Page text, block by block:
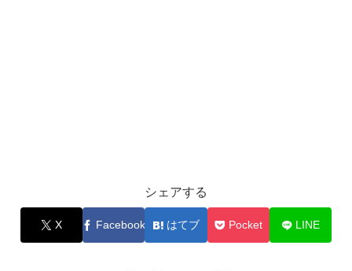
シェアする
X Facebook はてブ Pocket LINE